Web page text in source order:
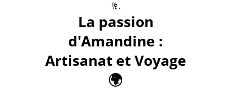
🥂.
La passion
d'Amandine :
Artisanat et Voyage
🌍